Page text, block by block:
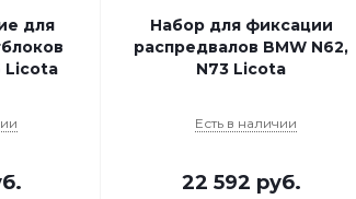
для
Licota
Набор для фиксации
распредвалов BMW N62,
N73 Licota
Есть в наличии
22 592 руб.